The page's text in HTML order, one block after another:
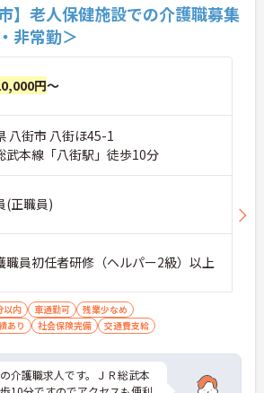
】老人保健施設での介護職募集
非常勤＞
円～
八街市 八街ほ45-1
武本線「八街駅」徒歩10分
(正職員)
員初任者研修（ヘルパー2級）以上
以内 車通勤可
残業少なめ
あり
社会保険完備 交通費支給
介護職求人です。ＪＲ総武本